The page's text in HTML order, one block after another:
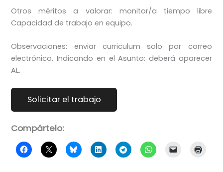
Otros méritos a valorar: monitor/a tiempo libre
Capacidad de trabajo en equipo.
Observaciones: enviar curriculum solo por correo
electrónico. Indicando en el Asunto: deberá aparecer
AL.
Compártelo: